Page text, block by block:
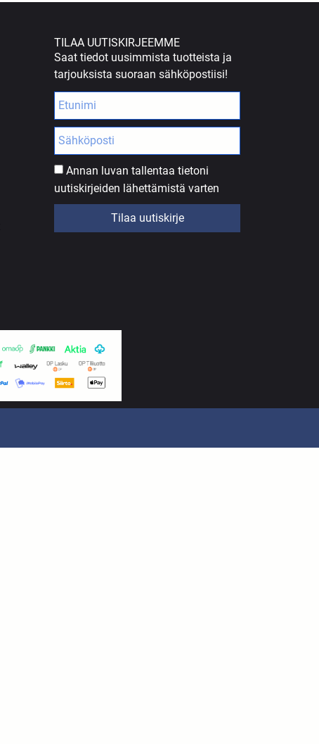
TILAA UUTISKIRJEEMME
Saat tiedot uusimmista tuotteista ja
tarjouksista suoraan sähköpostiisi!
Annan luvan tallentaa tietoni
uutiskirjeiden lähettämistä varten
Tilaa uutiskirje